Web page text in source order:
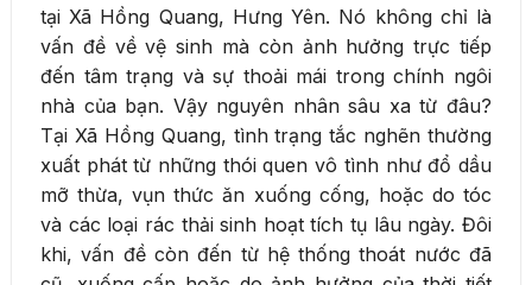
tại Xã Hồng Quang, Hưng Yên. Nó không chỉ là
vấn đề về vệ sinh mà còn ảnh hưởng trực tiếp
đến tâm trạng và sự thoải mái trong chính ngôi
nhà của bạn. Vậy nguyên nhân sâu xa từ đâu?
Tại Xã Hồng Quang, tình trạng tắc nghẽn thường
xuất phát từ những thói quen vô tình như đổ dầu
mỡ thừa, vụn thức ăn xuống cống, hoặc do tóc
và các loại rác thải sinh hoạt tích tụ lâu ngày. Đôi
khi, vấn đề còn đến từ hệ thống thoát nước đã